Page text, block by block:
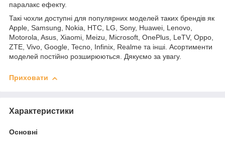
паралакс ефекту.
Такі чохли доступні для популярних моделей таких брендів як
Apple, Samsung, Nokia, HTC, LG, Sony, Huawei, Lenovo,
Motorola, Asus, Xiaomi, Meizu, Microsoft, OnePlus, LeTV, Oppo,
ZTE, Vivo, Google, Tecno, Infinix, Realme та інші. Асортименти
моделей постійно розширюються. Дякуємо за увагу.
Приховати
Характеристики
Основні